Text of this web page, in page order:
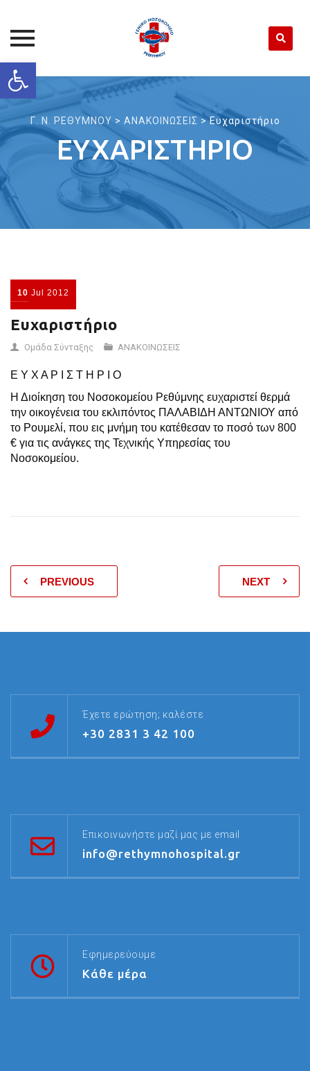
Open toolbar
Skip
to
Γ. Ν. ΡΕΘΥΜΝΟΥ > ΑΝΑΚΟΙΝΩΣΕΙΣ >Ευχαριστήριο
ΕΥΧΑΡΙΣΤΉΡΙΟ
10 Jul 2012
Ευχαριστήριο
Ομάδα Σύνταξης ΑΝΑΚΟΙΝΩΣΕΙΣ
Ε Υ Χ Α Ρ Ι Σ Τ Η Ρ Ι Ο
Η Διοίκηση του Νοσοκομείου Ρεθύμνης ευχαριστεί θερμά
την οικογένεια του εκλιπόντος ΠΑΛΑΒΙΔΗ ΑΝΤΩΝΙΟΥ από
το Ρουμελί, που εις μνήμη του κατέθεσαν το ποσό των 800
€ για τις ανάγκες της Τεχνικής Υπηρεσίας του
Νοσοκομείου.
PREVIOUS NEXT
Έχετε ερώτηση; καλέστε
+30 2831 3 42 100
Επικοινωνήστε μαζί μας με email
info@rethymnohospital.gr
Εφημερεύουμε
Κάθε μέρα